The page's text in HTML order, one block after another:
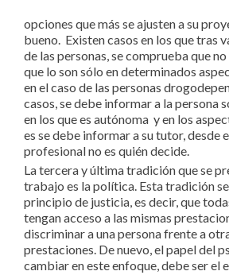
opciones que más se ajusten a su
bueno. Existen casos en los que tras
de las personas, se comprueba que
que lo son sólo en determinados
en el caso de las personas
casos, se debe informar a la persona
en los que es autónoma y en los
es se debe informar a su tutor, desde
profesional no es quién decide.
La tercera y última tradición que se
trabajo es la política. Esta tradición
principio de justicia, es decir, que
tengan acceso a las mismas
discriminar a una persona frente a
prestaciones. De nuevo, el papel del
cambiar en este enfoque, debe ser el